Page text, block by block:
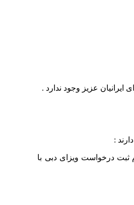
عزیز وجود ندارد .
ثبت درخواست ویزای دبی با